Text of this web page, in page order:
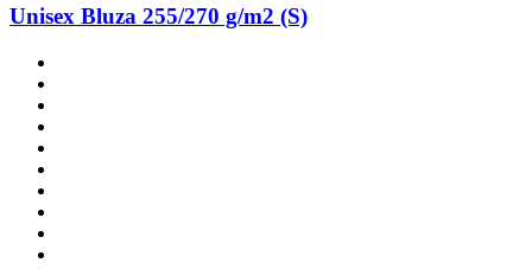
Unisex Bluza 255/270 g/m2 (S)